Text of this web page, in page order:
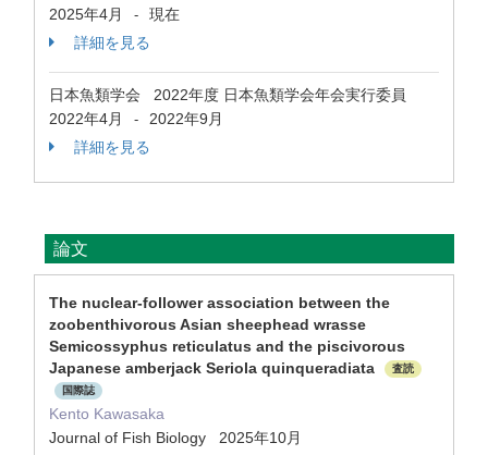
2025年4月
-
現在
詳細を見る
日本魚類学会 2022年度 日本魚類学会年会実行委員
2022年4月
-
2022年9月
詳細を見る
論文
The nuclear‐follower association between the
zoobenthivorous Asian sheephead wrasse
Semicossyphus reticulatus and the piscivorous
Japanese amberjack Seriola quinqueradiata
査読
国際誌
Kento Kawasaka
Journal of Fish Biology 2025年10月